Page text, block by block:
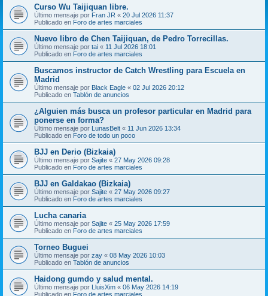
Curso Wu Taijiquan libre.
Último mensaje por Fran JR « 20 Jul 2026 11:37
Publicado en Foro de artes marciales
Nuevo libro de Chen Taijiquan, de Pedro Torrecillas.
Último mensaje por tai « 11 Jul 2026 18:01
Publicado en Foro de artes marciales
Buscamos instructor de Catch Wrestling para Escuela en
Madrid
Último mensaje por Black Eagle « 02 Jul 2026 20:12
Publicado en Tablón de anuncios
¿Alguien más busca un profesor particular en Madrid para
ponerse en forma?
Último mensaje por LunasBelt « 11 Jun 2026 13:34
Publicado en Foro de todo un poco
BJJ en Derio (Bizkaia)
Último mensaje por Sajite « 27 May 2026 09:28
Publicado en Foro de artes marciales
BJJ en Galdakao (Bizkaia)
Último mensaje por Sajite « 27 May 2026 09:27
Publicado en Foro de artes marciales
Lucha canaria
Último mensaje por Sajite « 25 May 2026 17:59
Publicado en Foro de artes marciales
Torneo Buguei
Último mensaje por zay « 08 May 2026 10:03
Publicado en Tablón de anuncios
Haidong gumdo y salud mental.
Último mensaje por LluisXim « 06 May 2026 14:19
Publicado en Foro de artes marciales